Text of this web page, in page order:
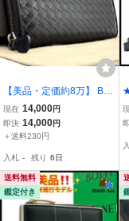
【美品・定価約8万】 BO
TTEGA VENETA ボッテガ
ヴェネタ イントレチャー
ト ラウンドファスナー ブ
長財布 財布
現在 14,000円
即決 14,000円
＋送料230円
入札 - 残り 6日
送料無料
鑑定付き